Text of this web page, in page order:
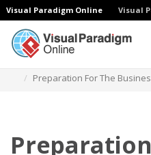
Visual Paradigm Online Visual
Preparation For The